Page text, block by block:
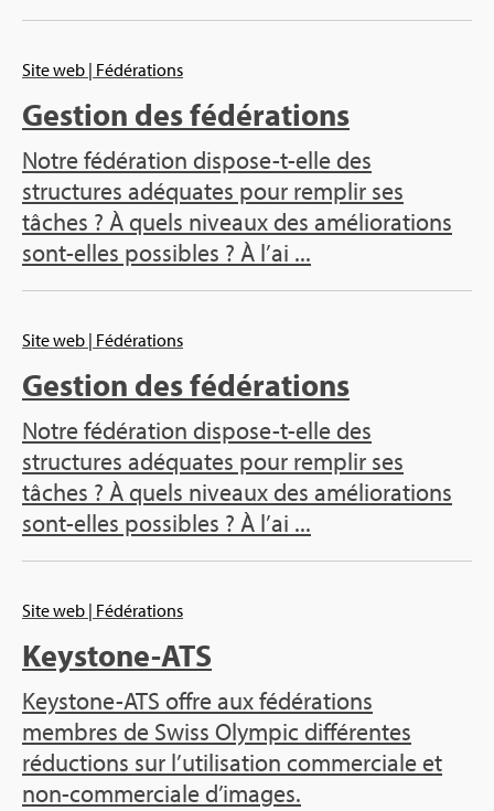
Site web | Fédérations
Gestion des fédérations
Notre fédération dispose-t-elle des
structures adéquates pour remplir ses
tâches ? À quels niveaux des améliorations
sont-elles possibles ? À l’ai ...
Site web | Fédérations
Gestion des fédérations
Notre fédération dispose-t-elle des
structures adéquates pour remplir ses
tâches ? À quels niveaux des améliorations
sont-elles possibles ? À l’ai ...
Site web | Fédérations
Keystone-ATS
Keystone-ATS offre aux fédérations
membres de Swiss Olympic différentes
réductions sur l’utilisation commerciale et
non-commerciale d’images.